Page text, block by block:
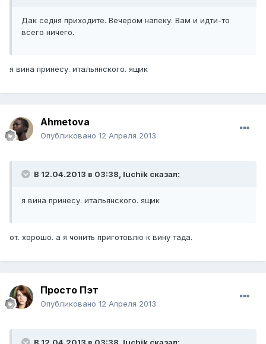
Дак седня приходите. Вечером напеку. Вам и идти-то
всего ничего.
я вина принесу. итальянского. ящик
Ahmetova
Опубликовано 12 Апреля 2013
В 12.04.2013 в 03:38, luchik сказал:
я вина принесу. итальянского. ящик
от. хорошо. а я чонить приготовлю к вину тада.
Просто Пэт
Опубликовано 12 Апреля 2013